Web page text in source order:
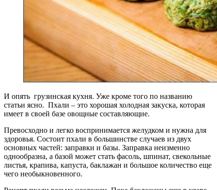
И опять грузинская кухня. Уже кроме того по названию
статьи ясно. Пхали – это хорошая холодная закуска, которая
имеет в своей базе овощные составляющие.
Превосходно и легко воспринимается желудком и нужна для
здоровья. Состоит пхали в большинстве случаев из двух
основных частей: заправки и базы. Заправка неизменно
однообразна, а базой может стать фасоль, шпинат, свекольные
листья, крапива, капуста, баклажан и большое количество еще
чего необыкновенного.